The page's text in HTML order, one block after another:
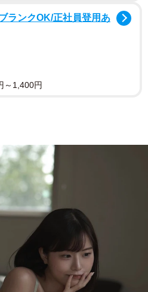
ランクOK/正社員登用あ
～1,400円